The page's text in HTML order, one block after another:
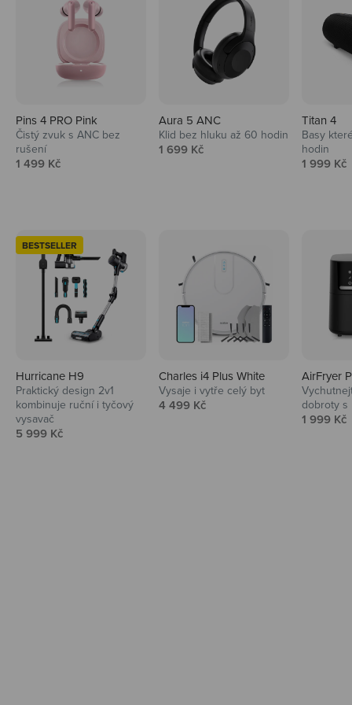
Pins 4 PRO Pink
Čistý zvuk s ANC bez
rušení
Prodejní cena
1 499 Kč
Aura 5 ANC
Klid bez hluku až 60 hodin
Prodejní cena
1 699 Kč
Titan 4
Basy
hodin
Prodejní
1 999 Kč
BESTSELLER
Hurricane H9
Praktický design 2v1
kombinuje ruční i tyčový
vysavač
Prodejní cena
5 999 Kč
Charles i4 Plus White
Vysaje i vytře celý byt
Prodejní cena
4 499 Kč
AirFryer
dobroty s
Prodejní
1 999 Kč
Audio
Niceboy sluchátka a repráky ti padnou
do noty.